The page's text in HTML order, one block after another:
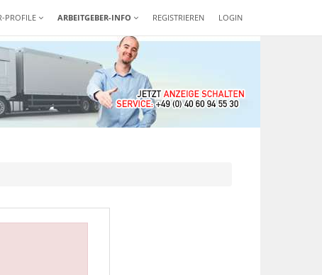
REGISTRIEREN LOGIN
PROFILE ARBEITGEBER-INFO